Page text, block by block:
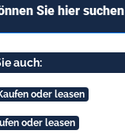
Sie hier suchen
auch:
oder leasen
oder leasen